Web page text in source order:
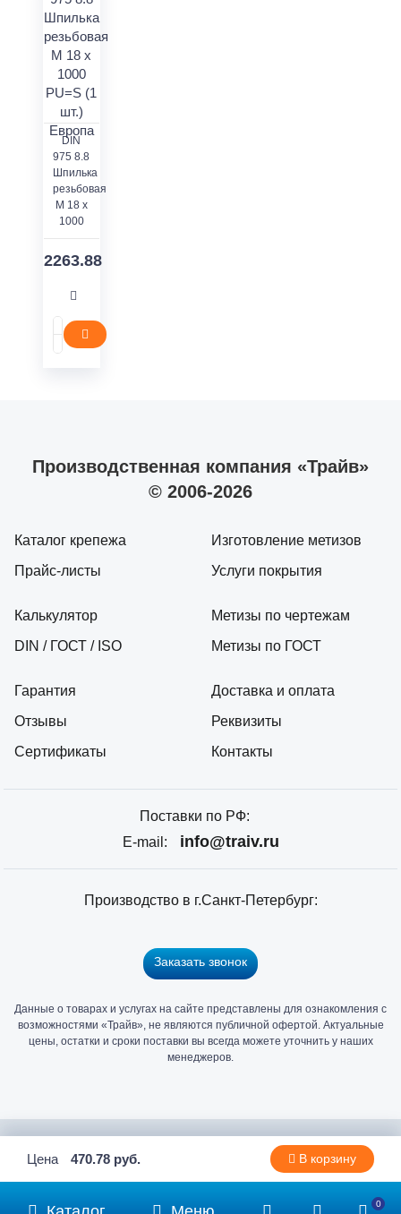
Цена 470.78 руб. В корзину
DIN
975 8.8
Шпилька
резьбовая
M 18 x
1000
2263.88
Производственная компания «Трайв»
© 2006-2026
Каталог крепежа
Прайс-листы
Калькулятор
DIN / ГОСТ / ISO
Гарантия
Отзывы
Сертификаты
Изготовление метизов
Услуги покрытия
Метизы по чертежам
Метизы по ГОСТ
Доставка и оплата
Реквизиты
Контакты
Поставки по РФ:
E-mail:
info@traiv.ru
Производство в г.Санкт-Петербург:
Заказать звонок
Данные о товарах и услугах на сайте представлены для ознакомления с
возможностями «Трайв», не являются публичной офертой. Актуальные
цены, остатки и сроки поставки вы всегда можете уточнить у наших
менеджеров.
Главный
в
Петербурге
2006 - 2026 © Компания «Трайв» производитель и дистрибьютор
0